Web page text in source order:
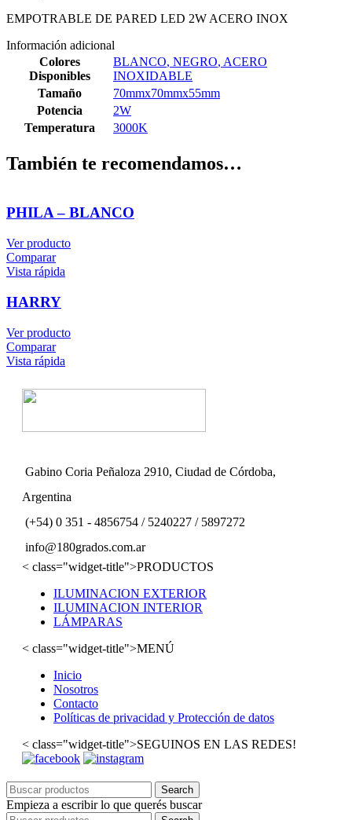
EMPOTRABLE DE PARED LED 2W ACERO INOX
Información adicional
Colores
Disponibles
BLANCO, NEGRO, ACERO
INOXIDABLE
Tamaño
70mmx70mmx55mm
Potencia
2W
Temperatura
3000K
También te recomendamos…
PHILA – BLANCO
Ver producto
Comparar
Vista rápida
HARRY
Ver producto
Comparar
Vista rápida
Gabino Coria Peñaloza 2910, Ciudad de Córdoba,
Argentina
(+54) 0 351 - 4856754 / 5240227 / 5897272
info@180grados.com.ar
< class="widget-title">PRODUCTOS
ILUMINACION EXTERIOR
ILUMINACION INTERIOR
LÁMPARAS
< class="widget-title">MENÚ
Inicio
Nosotros
Contacto
Políticas de privacidad y Protección de datos
< class="widget-title">SEGUINOS EN LAS REDES!
Search
Empieza a escribir lo que querés buscar